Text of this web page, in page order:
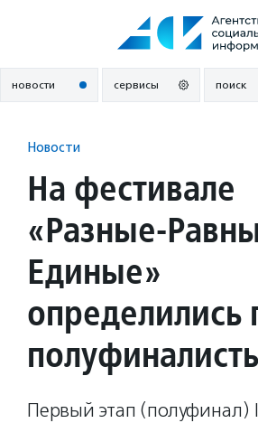
новости сервисы поиск
Новости
На фестивале
«Разные-
Единые»
определились
Первый этап (полуфинал)